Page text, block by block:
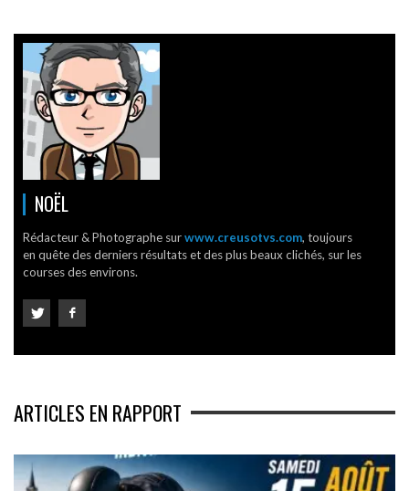
NOËL
Rédacteur & Photographe surwww.creusotvs.com, toujours
en quête des derniers résultats et des plus beaux clichés, sur les
courses des environs.
ARTICLES EN RAPPORT